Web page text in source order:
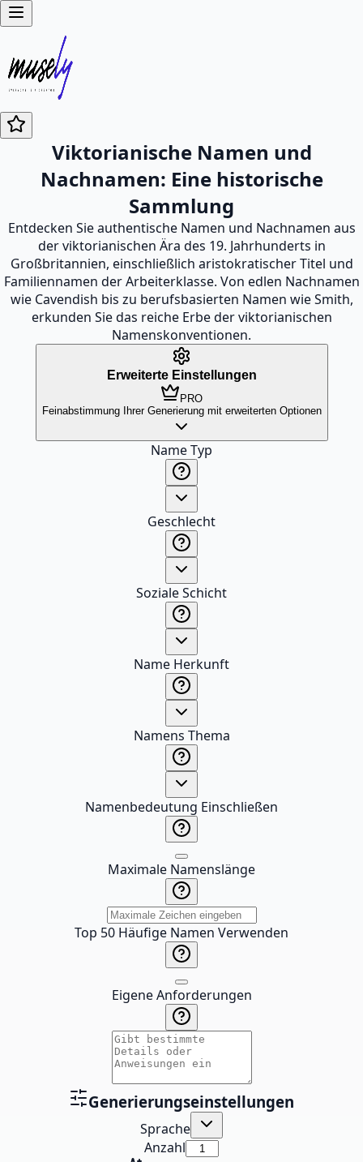
Viktorianische Namen und
Nachnamen: Eine historische
Sammlung
Entdecken Sie authentische Namen und Nachnamen aus
der viktorianischen Ära des 19. Jahrhunderts in
Großbritannien, einschließlich aristokratischer Titel und
Familiennamen der Arbeiterklasse. Von edlen Nachnamen
wie Cavendish bis zu berufsbasierten Namen wie Smith,
erkunden Sie das reiche Erbe der viktorianischen
Namenskonventionen.
Erweiterte Einstellungen
PRO
Feinabstimmung Ihrer Generierung mit erweiterten Optionen
Name Typ
Geschlecht
Soziale Schicht
Name Herkunft
Namens Thema
Namenbedeutung Einschließen
Maximale Namenslänge
Top 50 Häufige Namen Verwenden
Eigene Anforderungen
Generierungseinstellungen
Sprache
Anzahl